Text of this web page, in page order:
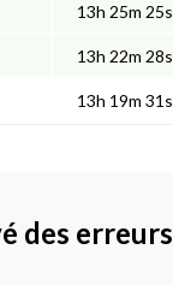
13h 25m 25s
13h 22m 28s
13h 19m 31s
des erreurs